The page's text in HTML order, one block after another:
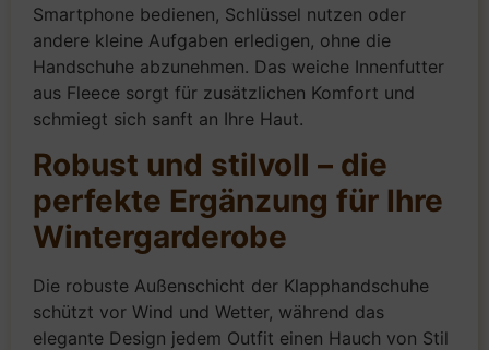
Smartphone bedienen, Schlüssel nutzen oder
andere kleine Aufgaben erledigen, ohne die
Handschuhe abzunehmen. Das weiche Innenfutter
aus Fleece sorgt für zusätzlichen Komfort und
schmiegt sich sanft an Ihre Haut.
Robust und stilvoll – die
perfekte Ergänzung für Ihre
Wintergarderobe
Die robuste Außenschicht der Klapphandschuhe
schützt vor Wind und Wetter, während das
elegante Design jedem Outfit einen Hauch von Stil